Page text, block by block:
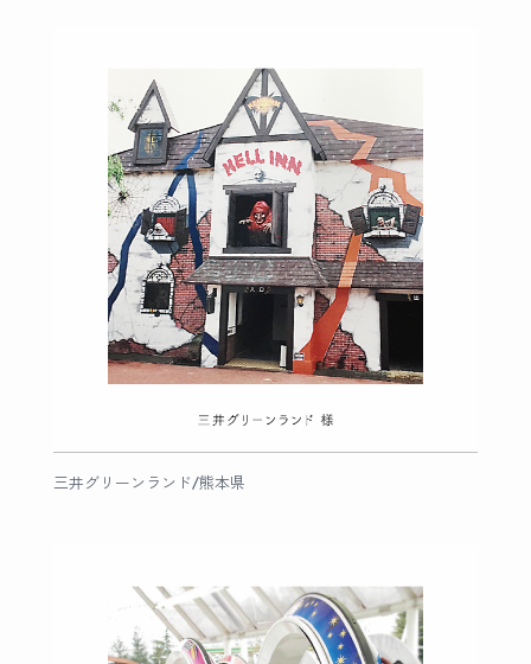
三井グリーンランド/熊本県